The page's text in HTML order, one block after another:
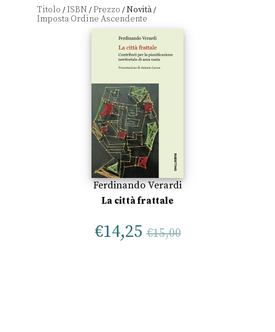
Titolo /ISBN /Prezzo /Novità/
Ferdinando Verardi
La città frattale
€14,25 €15,00